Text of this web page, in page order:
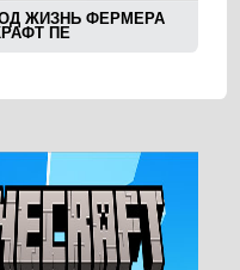
ЖИЗНЬ ФЕРМЕРА
ПЕ